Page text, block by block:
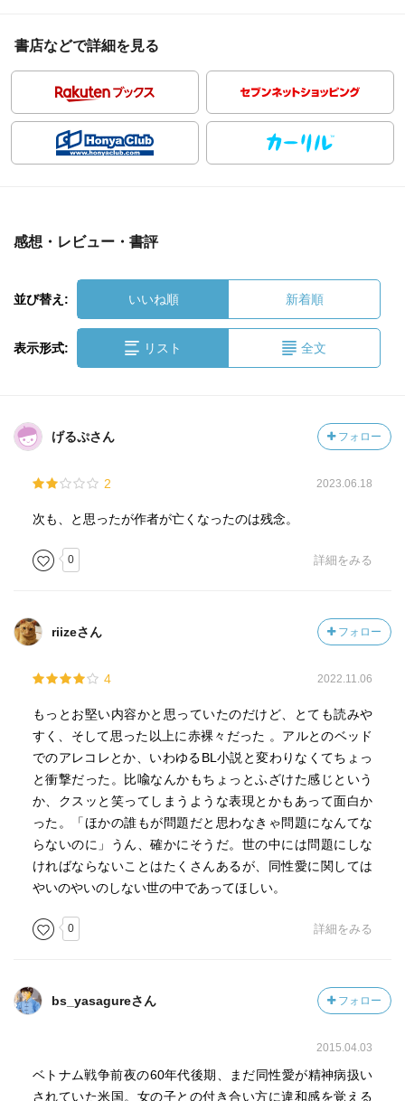
書店などで詳細を見る
感想・レビュー・書評
並び替え: いいね順 新着順
表示形式: リスト 全文
げるぷさん フォロー
2 2023.06.18
次も、と思ったが作者が亡くなったのは残念。
0 詳細をみる
riizeさん フォロー
4 2022.11.06
もっとお堅い内容かと思っていたのだけど、とても読みや
すく、そして思った以上に赤裸々だった 。アルとのベッド
でのアレコレとか、いわゆるBL小説と変わりなくてちょっ
と衝撃だった。比喩なんかもちょっとふざけた感じという
か、クスッと笑ってしまうような表現とかもあって面白か
った。「ほかの誰もが問題だと思わなきゃ問題になんてな
らないのに」うん、確かにそうだ。世の中には問題にしな
ければならないことはたくさんあるが、同性愛に関しては
やいのやいのしない世の中であってほしい。
0 詳細をみる
bs_yasagureさん フォロー
2015.04.03
ベトナム戦争前夜の60年代後期、まだ同性愛が精神病扱い
されていた米国。女の子との付き合い方に違和感を覚える